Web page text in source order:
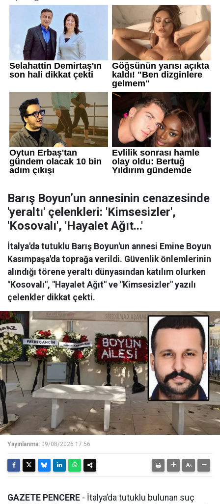
Barış Boyun’un annesinin cenazesinde
'yeraltı' çelenkleri: 'Kimsesizler',
'Kosovalı', 'Hayalet Ağıt...'
İtalya'da tutuklu Barış Boyun'un annesi Emine Boyun
Kasımpaşa'da toprağa verildi. Güvenlik önlemlerinin
alındığı törene yeraltı dünyasından katılım olurken
"Kosovalı", "Hayalet Ağıt" ve "Kimsesizler" yazılı
çelenkler dikkat çekti.
Yayınlanma: 09/08/2026 17:56
GAZETE PENCERE - İtalya’da tutuklu bulunan suç